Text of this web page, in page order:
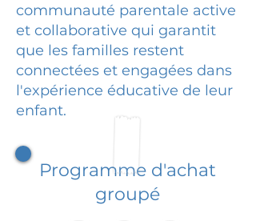
communauté parentale active
et collaborative qui garantit
que les familles restent
connectées et engagées dans
l'expérience éducative de leur
enfant.
Programme d'achat
groupé